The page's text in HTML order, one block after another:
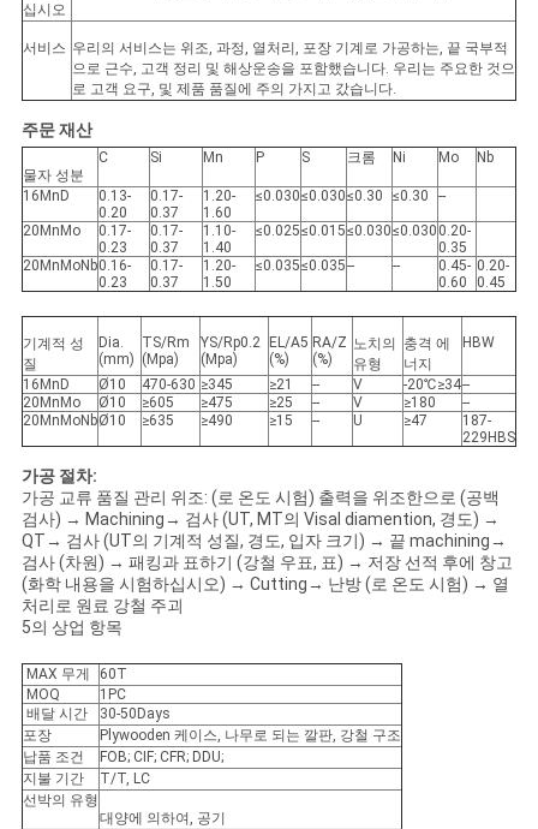
십시오
서비스 우리의 서비스는 위조, 과정, 열처리, 포장 기계로 가공하는, 끝 국부적
으로 근수, 고객 정리 및 해상운송을 포함했습니다. 우리는 주요한 것으
로 고객 요구, 및 제품 품질에 주의 가지고 갔습니다.
주문 재산
물자 성분
C Si Mn P S 크롬 Ni Mo Nb
16MnD
0.13-
0.20
0.17-
0.37
1.20-
1.60
≤0.030≤0.030≤0.30 ≤0.30 --
20MnMo
0.17-
0.23
0.17-
0.37
1.10-
1.40
≤0.025≤0.015≤0.030≤0.030 0.20-
0.35
20MnMoNb0.16-
0.23
0.17-
0.37
1.20-
1.50
≤0.035≤0.035-- --
0.45-
0.60
0.20-
0.45
기계적 성
질
Dia.
(mm)
TS/Rm
(Mpa)
YS/Rp0.2
(Mpa)
EL/A5
(%)
RA/Z
(%)
노치의
유형
충격 에
너지
HBW
16MnD Ø10 470-630 ≥345 ≥21 -- V -20℃≥34--
20MnMo
Ø10 ≥605 ≥475 ≥25 -- V ≥180
--
20MnMoNbØ10 ≥635 ≥490 ≥15 -- U ≥47
187-
229HBS
가공 절차:
가공 교류 품질 관리 위조: (로 온도 시험) 출력을 위조한으로 (공백
검사) → Machining→ 검사 (UT, MT의 Visal diamention, 경도) →
QT→ 검사 (UT의 기계적 성질, 경도, 입자 크기) → 끝 machining→
검사 (차원) → 패킹과 표하기 (강철 우표, 표) → 저장 선적 후에 창고
(화학 내용을 시험하십시오) → Cutting→ 난방 (로 온도 시험) → 열
처리로 원료 강철 주괴
5의 상업 항목
MAX 무게
60T
MOQ
1PC
배달 시간
30-50Days
포장
Plywooden 케이스, 나무로 되는 깔판, 강철 구조
납품 조건
FOB; CIF; CFR; DDU;
지불 기간
T/T, LC
선박의 유형
대양에 의하여, 공기